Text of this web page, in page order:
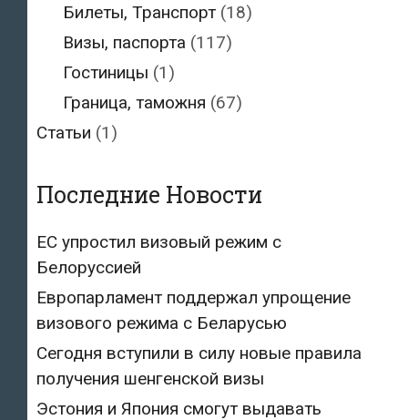
Билеты, Транспорт(18)
Визы, паспорта (117)
Гостиницы (1)
Граница, таможня (67)
Статьи (1)
Последние Новости
ЕС упростил визовый режим с
Белоруссией
Европарламент поддержал упрощение
визового режима с Беларусью
Сегодня вступили в силу новые правила
получения шенгенской визы
Эстония и Япония смогут выдавать